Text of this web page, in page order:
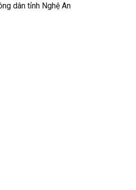
dân tỉnh Nghệ An